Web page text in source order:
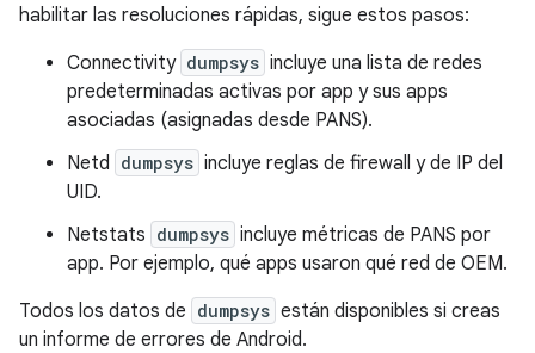
habilitar las resoluciones rápidas, sigue estos pasos:
Connectivity dumpsys incluye una lista de redes
predeterminadas activas por app y sus apps
asociadas (asignadas desde PANS).
Netd dumpsys incluye reglas de firewall y de IP del
UID.
Netstats dumpsys incluye métricas de PANS por
app. Por ejemplo, qué apps usaron qué red de OEM.
Todos los datos de dumpsys están disponibles si creas
un informe de errores de Android.